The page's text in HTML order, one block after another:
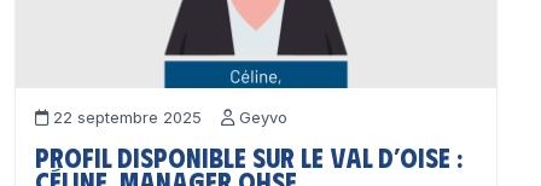
22 septembre 2025 Geyvo
Profil disponible sur le Val d’Oise :